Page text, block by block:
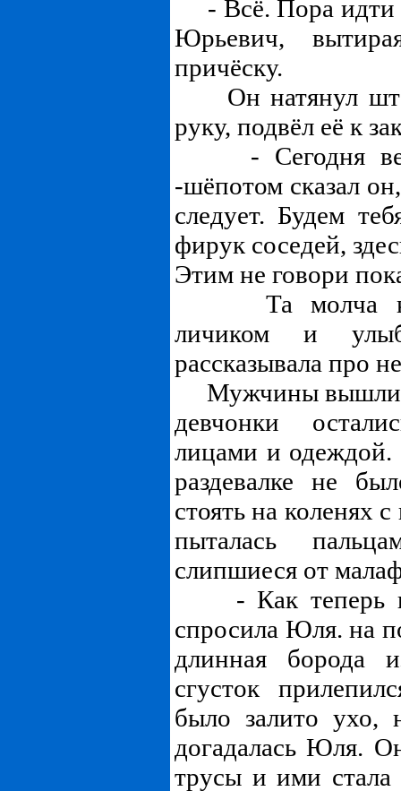
- Всё. Пора идти
Юрьевич,
причёску.
Он натянул
руку, подвёл её к
- Сегодня
-шёпотом сказал
следует. Будем
фирук соседей,
Этим не говори
Та молча
личиком и
рассказывала про
Мужчины вышли
девчонки
лицами и
раздевалке не
стоять на коленях
пыталась
слипшиеся от
- Как теперь
спросила Юля. на
длинная борода
сгусток
было залито ухо,
догадалась Юля.
трусы и ими